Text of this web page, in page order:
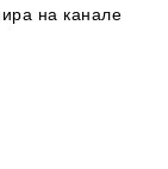
на канале